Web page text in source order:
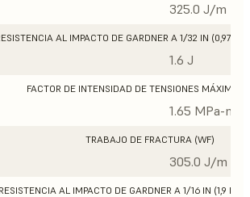
325.0 J/m
AL IMPACTO DE GARDNER A 1/32 IN (0,97
1.6 J
FACTOR DE INTENSIDAD DE TENSIONES MÁXIMO
1.65 MPa-m1/
TRABAJO DE FRACTURA (WF)
305.0 J/m
RESISTENCIA AL IMPACTO DE GARDNER A 1/16 IN (1,9 MM)